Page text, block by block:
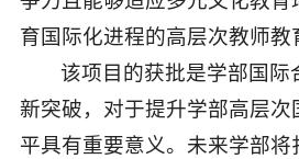
育国际化进程的高层次教师教
该项目的获批是学部国际
新突破，对于提升学部高层次
平具有重要意义。未来学部将